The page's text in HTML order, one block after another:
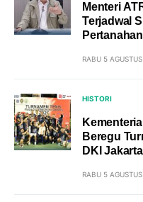
Menteri
Terjadwal
Pertanahan
RABU 5
HISTORI
Beregu
DKI
RABU 5